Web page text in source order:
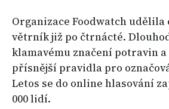
Organizace Foodwatch udělila
větrník již po čtrnácté.
klamavému značení potravin a
přísnější pravidla pro
Letos se do online hlasování
000 lidí.